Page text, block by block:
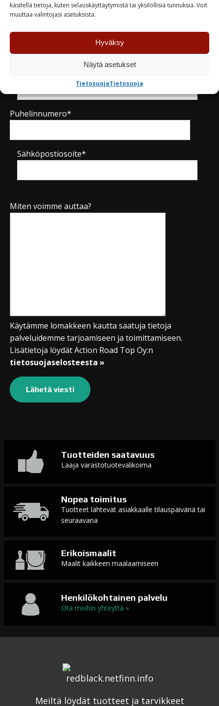
käsitellä tietoja, kuten selauskäyttäytymistä tai yksilöllisiä tunnuksia. Voit
muuttaa valintojasi asetuksista.
Hyväksy
Näytä asetukset
TietosuojaTietosuoja
Nimi*
Puhelinnumero*
Sähköpostiosoite*
Miten voimme auttaa?
Käytämme lomakkeen kautta saatuja tietoja
palveluidemme tarjoamiseen ja toimittamiseen.
Lisätietoja löydät Action Road Top Oy:n
tietosuojaselosteesta »
Tuotteiden saatavuus
Laaja varastotuotevalikoima
Nopea toimitus
Tuotteet lähtevät asiakkaalle tilauspäivänä tai
seuraavana
Erikoismaalit
Maalit kaikkeen maalaamiseen
Henkilökohtainen palvelu
Ota meihin yhteyttä »
Meiltä löydät tuotteet ja tarvikkeet